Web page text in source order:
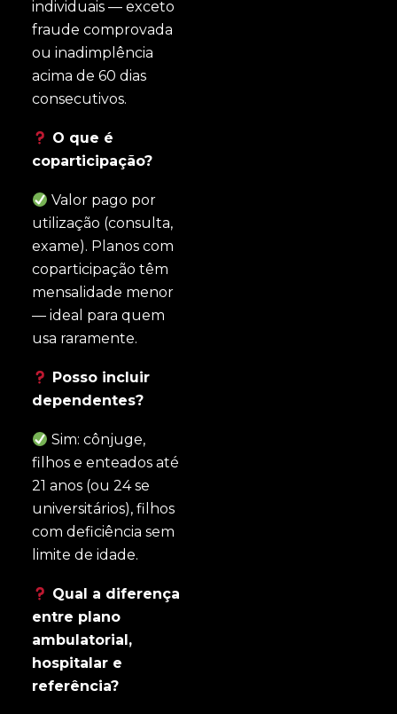
individuais — exceto
fraude comprovada
ou inadimplência
acima de 60 dias
consecutivos.
O que é
coparticipação?
Valor pago por
utilização (consulta,
exame). Planos com
coparticipação têm
mensalidade menor
— ideal para quem
usa raramente.
Posso incluir
dependentes?
Sim: cônjuge,
filhos e enteados até
21 anos (ou 24 se
universitários), filhos
com deficiência sem
limite de idade.
Qual a diferença
entre plano
ambulatorial,
hospitalar e
referência?